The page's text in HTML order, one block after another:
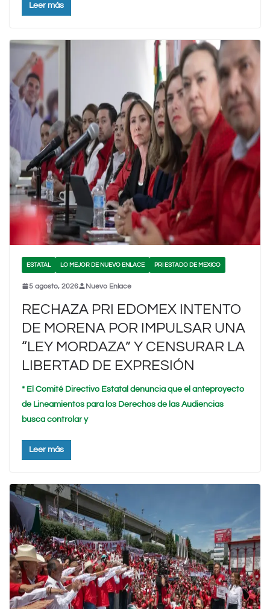
Leer más
ESTATAL LO MEJOR DE NUEVO ENLACE PRI ESTADO DE MEXICO
5 agosto, 2026 Nuevo Enlace
RECHAZA PRI EDOMEX INTENTO
DE MORENA POR IMPULSAR UNA
“LEY MORDAZA” Y CENSURAR LA
LIBERTAD DE EXPRESIÓN
* El Comité Directivo Estatal denuncia que el anteproyecto
de Lineamientos para los Derechos de las Audiencias
busca controlar y
Leer más